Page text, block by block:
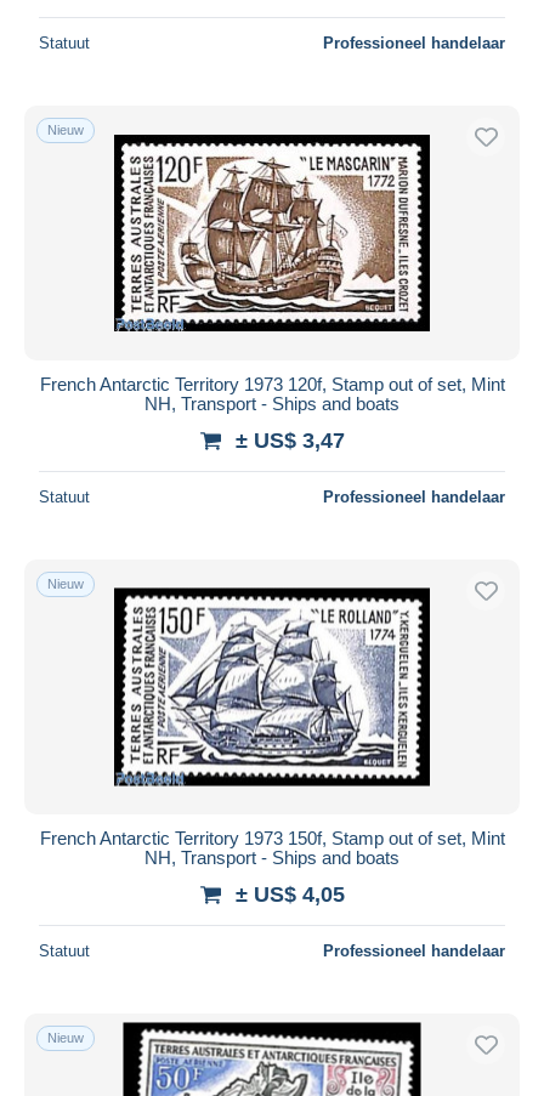
Statuut Professioneel handelaar
Nieuw
French Antarctic Territory 1973 120f, Stamp out of set, Mint
NH, Transport - Ships and boats
± US$ 3,47
Statuut Professioneel handelaar
Nieuw
French Antarctic Territory 1973 150f, Stamp out of set, Mint
NH, Transport - Ships and boats
± US$ 4,05
Statuut Professioneel handelaar
Nieuw